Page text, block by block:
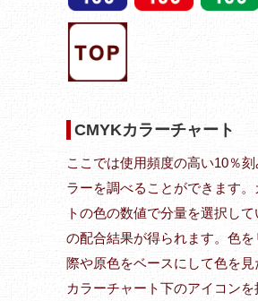
CMYKカラーチャート
ここでは使用頻度の高い10％
ラーを調べることができます
トの色の数値で分量を選択し
の配合結果が得られます。色を
際や原色をベースにして色を見
カラーチャート下のアイコンを